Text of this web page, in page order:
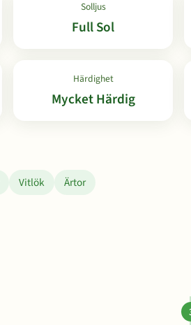
Solljus
Full Sol
Härdighet
Mycket Härdig
Vitlök
Ärtor